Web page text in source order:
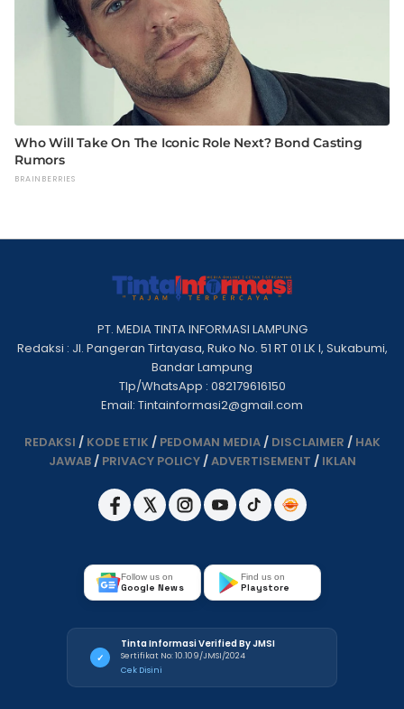
PT. MEDIA TINTA INFORMASI LAMPUNG
Redaksi : Jl. Pangeran Tirtayasa, Ruko No. 51 RT 01 LK I, Sukabumi,
Bandar Lampung
Tlp/WhatsApp : 082179616150
Email: Tintainformasi2@gmail.com
REDAKSI / KODE ETIK / PEDOMAN MEDIA/ DISCLAIMER / HAK
JAWAB/ PRIVACY POLICY/ADVERTISEMENT / IKLAN
Follow us on
Google News
Find us on
Playstore
✓
Tinta Informasi Verified By JMSI
Sertifikat No: 10.109/JMSI/2024
Cek Disini